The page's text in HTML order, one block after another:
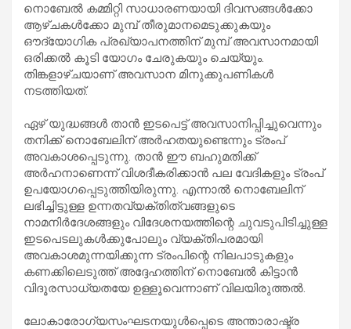
നൊബേൽ കമ്മിറ്റി സാധാരണയായി ദിവസങ്ങൾക്കോ
ആഴ്ചകൾക്കോ മുമ്പ് തീരുമാനമെടുക്കുകയും
ഔദ്യോഗിക പ്രഖ്യാപനത്തിന് മുമ്പ് അവസാനമായി
ഒരിക്കൽ കൂടി യോഗം ചേരുകയും ചെയ്യും.
തിങ്കളാഴ്ചയാണ് അവസാന മിനുക്കുപണികൾ
നടത്തിയത്.
ഏഴ് യുദ്ധങ്ങൾ താൻ ഇടപെട്ട് അവസാനിപ്പിച്ചുവെന്നും
തനിക്ക് നൊബേലിന് അർഹതയുണ്ടെന്നും ട്രംപ്
അവകാശപ്പെടുന്നു. താന്‍ ഈ ബഹുമതിക്ക്
അര്‍ഹനാണെന്ന് വിശദീകരിക്കാന്‍ പല വേദികളും ട്രംപ്
ഉപയോഗപ്പെടുത്തിയിരുന്നു. എന്നാൽ നൊബേലിന്
ലഭിച്ചിട്ടുള്ള ഉന്നതവ്യക്തിത്വങ്ങളുടെ
നാമനിർദേശങ്ങളും വിദേശനയത്തിന്റെ ചുവടുപിടിച്ചുള്ള
ഇടപെടലുകൾക്കുപോലും വ്യക്തിപരമായി
അവകാശമുന്നയിക്കുന്ന ട്രംപിന്റെ നിലപാടുകളും
കണക്കിലെടുത്ത് അദ്ദേഹത്തിന് നൊബേൽ കിട്ടാൻ
വിദൂരസാധ്യതയേ ഉള്ളൂവെന്നാണ് വിലയിരുത്തൽ.
ലോകാരോഗ്യസംഘടനയുൾപ്പെടെ അന്താരാഷ്ട്ര